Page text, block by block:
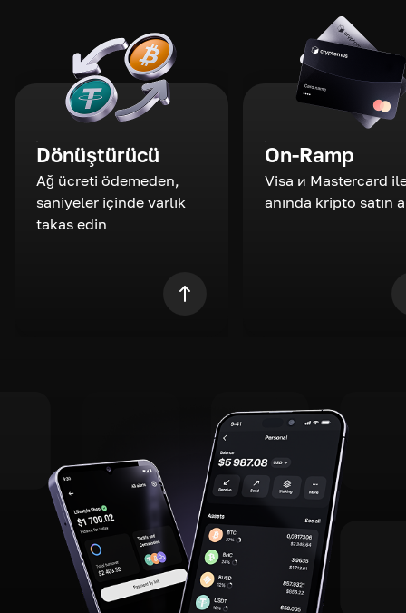
Dönüştürücü
Ağ ücreti ödemeden,
saniyeler içinde varlık
takas edin
On-Ramp
Visa и Mastercard
anında kripto satın